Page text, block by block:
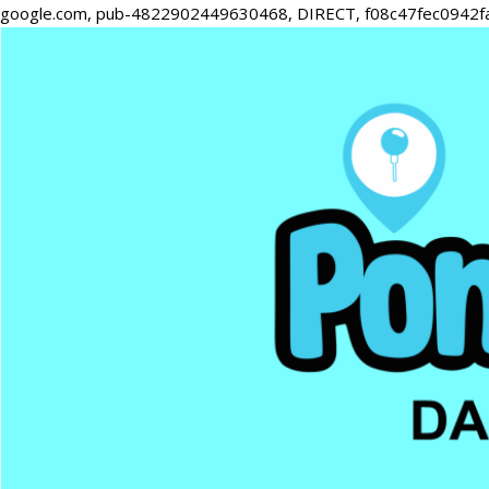
google.com, pub-4822902449630468, DIRECT,